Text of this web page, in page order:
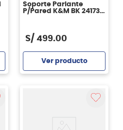
Soporte Parlante
P/Pared K&M BK 24173-
S/ 499.00
Ver producto